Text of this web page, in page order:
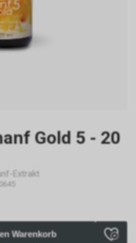
Gold 5 - 20
Extrakt
Warenkorb